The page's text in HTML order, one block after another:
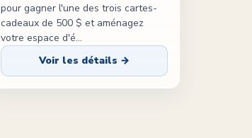
pour gagner l'une des trois cartes-
cadeaux de 500 $ et aménagez
votre espace d'é...
Voir les détails →